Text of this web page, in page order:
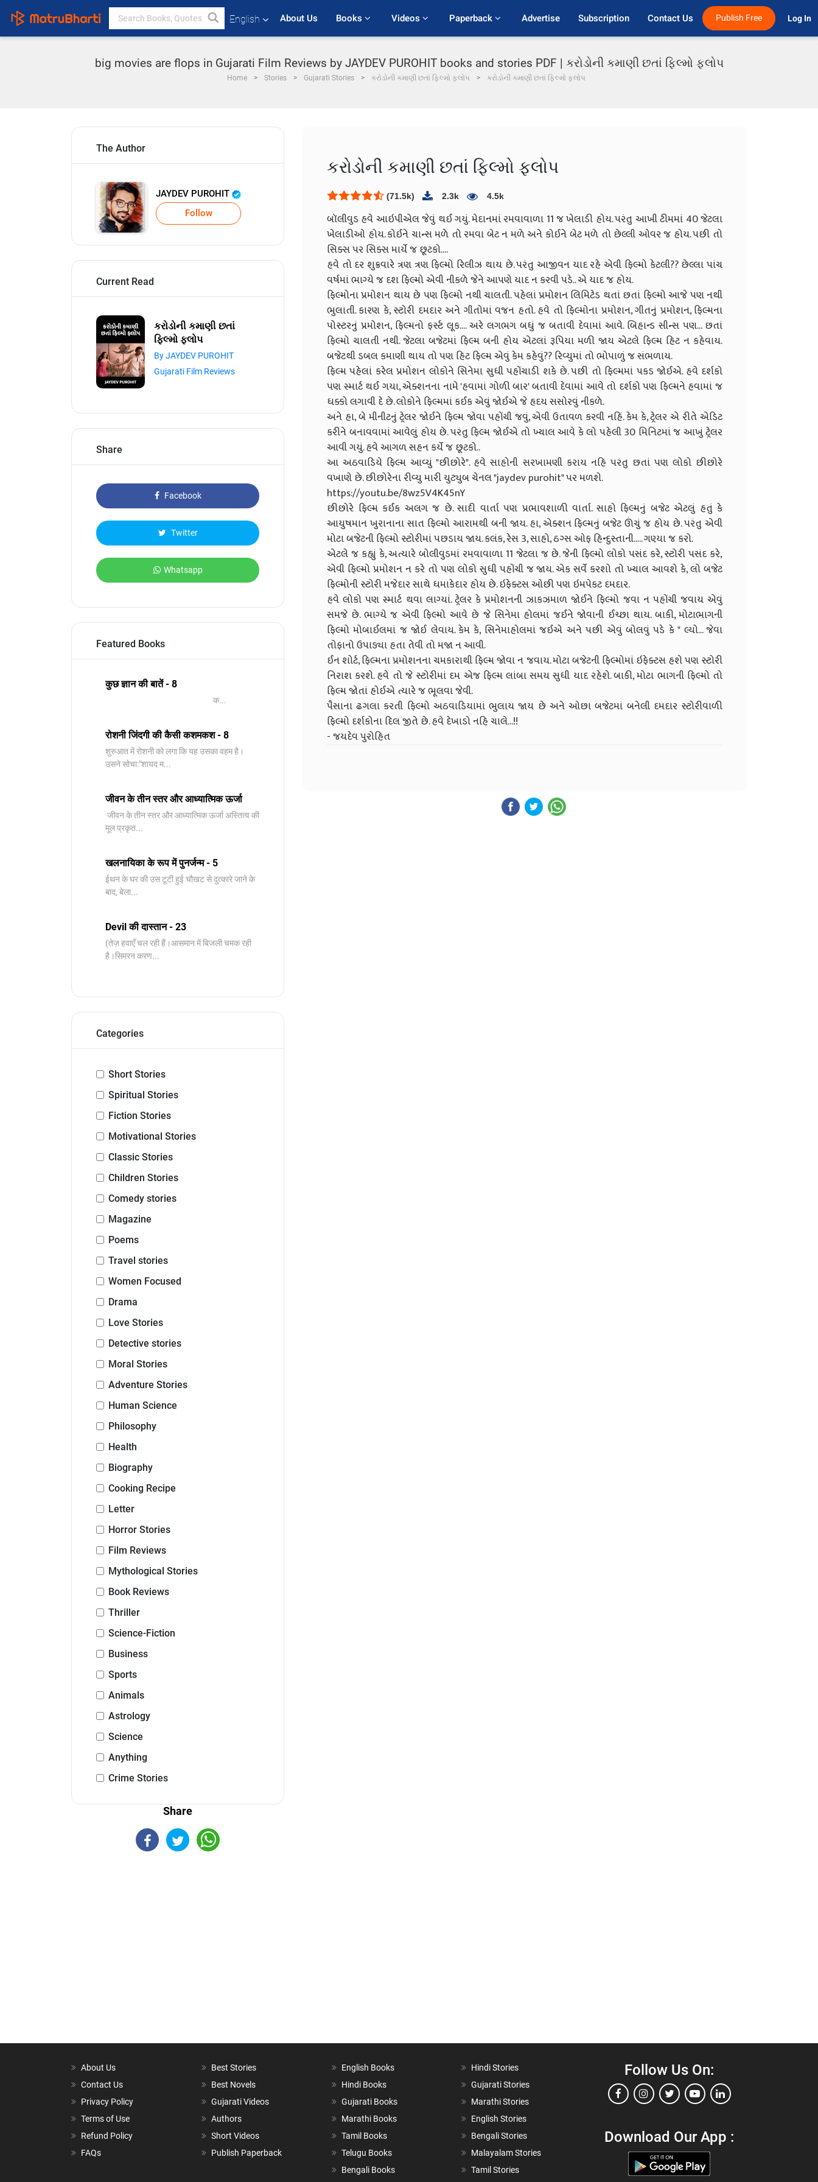
English About Us Books Videos Paperback Advertise Subscription Contact Us Publish Free Log In
big movies are flops in Gujarati Film Reviews by JAYDEV PUROHIT books and stories PDF | કરોડોની કમાણી છતાં ફિલ્મો ફ્લોપ
Home Stories Gujarati Stories કરોડોની કમાણી છતાં ફિલ્મો ફ્લોપ કરોડોની કમાણી છતાં ફિલ્મો ફ્લોપ
The Author
JAYDEV PUROHIT
Follow
Current Read
કરોડોની કમાણી છતાં
ફિલ્મો ફ્લોપ
By JAYDEV PUROHIT
Gujarati Film Reviews
Share
Facebook
Twitter
Whatsapp
Featured Books
कुछ ज्ञान की बातें - 8
क...
रोशनी जिंदगी की कैसी कशमकश - 8
शुरुआत में रोशनी को लगा कि यह उसका वहम है।
उसने सोचा:"शायद म...
जीवन के तीन स्तर और आध्यात्मिक ऊर्जा
जीवन के तीन स्तर और आध्यात्मिक ऊर्जा अस्तित्व की
मूल प्रकृत...
खलनायिका के रूप में पुनर्जन्म - 5
ईथन के घर की उस टूटी हुई चौखट से दुत्कारे जाने के
बाद, बेला...
Devil की दास्तान - 23
(तेज़ हवाएँ चल रही हैं।आसमान में बिजली चमक रही
है।सिमरन करण...
Categories
Short Stories
Spiritual Stories
Fiction Stories
Motivational Stories
Classic Stories
Children Stories
Comedy stories
Magazine
Poems
Travel stories
Women Focused
Drama
Love Stories
Detective stories
Moral Stories
Adventure Stories
Human Science
Philosophy
Health
Biography
Cooking Recipe
Letter
Horror Stories
Film Reviews
Mythological Stories
Book Reviews
Thriller
Science-Fiction
Business
Sports
Animals
Astrology
Science
Anything
Crime Stories
Share
કરોડોની કમાણી છતાં ફિલ્મો ફ્લોપ
(71.5k) 2.3k 4.5k
બૉલીવુડ હવે આઇપીએલ જેવું થઈ ગયું. મેદાનમાં રમવાવાળા 11 જ ખેલાડી હોય. પરંતુ આખી ટીમમાં 40 જેટલા
ખેલાડીઓ હોય. કોઈને ચાન્સ મળે તો રમવા બેટ ન મળે અને કોઈને બેટ મળે તો છેલ્લી ઓવર જ હોય. પછી તો
સિક્સ પર સિક્સ માર્યે જ છૂટકો....
હવે તો દર શુક્રવારે ત્રણ ત્રણ ફિલ્મો રિલીઝ થાય છે. પરંતુ આજીવન યાદ રહે એવી ફિલ્મો કેટલી?? છેલ્લા પાંચ
વર્ષમાં ભાગ્યે જ દશ ફિલ્મો એવી નીકળે જેને આપણે યાદ ન કરવી પડે.. એ યાદ જ હોય.
ફિલ્મોના પ્રમોશન થાય છે પણ ફિલ્મો નથી ચાલતી. પહેલાં પ્રમોશન લિમિટેડ થતાં છતાં ફિલ્મો આજે પણ નથી
ભુલાતી. કારણ કે, સ્ટોરી દમદાર અને ગીતોમાં વજન હતો. હવે તો ફિલ્મોના પ્રમોશન, ગીતનું પ્રમોશન, ફિલ્મના
પોસ્ટરનું પ્રમોશન, ફિલ્મનો ફર્સ્ટ લૂક.... અરે લગભગ બધું જ બતાવી દેવામાં આવે. બિહાન્ડ સીન્સ પણ... છતાં
ફિલ્મો ચાલતી નથી. જેટલા બજેટમાં ફિલ્મ બની હોય એટલાં રૂપિયા મળી જાય એટલે ફિલ્મ હિટ ન કહેવાય.
બજેટથી ડબલ કમાણી થાય તો પણ હિટ ફિલ્મ એવું કેમ કહેવું?? રિવ્યુમાં તો ભોપાળું જ સંભળાય.
ફિલ્મ પહેલાં કરેલ પ્રમોશન લોકોને સિનેમા સુધી પહોંચાડી શકે છે. પછી તો ફિલ્મમાં પકડ જોઈએ. હવે દર્શકો
પણ સ્માર્ટ થઈ ગયા, એક્શનના નામે 'હવામાં ગોળી બાર' બતાવી દેવામાં આવે તો દર્શકો પણ ફિલ્મને હવામાં જ
ધક્કો લગાવી દે છે. લોકોને ફિલ્મમાં કઈક એવું જોઈએ જે હૃદય સસોરવું નીકળે.
અને હા, બે મીનીટનું ટ્રેલર જોઈને ફિલ્મ જોવા પહોંચી જવું, એવી ઉતાવળ કરવી નહિં. કેમ કે, ટ્રેલર એ રીતે એડિટ
કરીને બનાવવામાં આવેલું હોય છે. પરંતુ ફિલ્મ જોઈએ તો ખ્યાલ આવે કે લો પહેલી 30 મિનિટમાં જ આખું ટ્રેલર
આવી ગયું. હવે આગળ સહન કર્યે જ છૂટકો..
આ અઠવાડિયે ફિલ્મ આવ્યું "છીછોરે". હવે સાહોની સરખામણી કરાય નહિ પરંતુ છતાં પણ લોકો છીછોરે
વખાણે છે. છીછોરેના રીવ્યુ મારી યુટ્યુબ ચેનલ "jaydev purohit" પર મળશે.
https://youtu.be/8wz5V4K45nY
છીછોરે ફિલ્મ કઈક અલગ જ છે. સાદી વાર્તા પણ પ્રભાવશાળી વાર્તા. સાહો ફિલ્મનું બજેટ એટલું હતું કે
આયુષમાન ખુરાનાના સાત ફિલ્મો આરામથી બની જાય. હા, એક્શન ફિલ્મનું બજેટ ઊંચું જ હોય છે. પરંતુ એવી
મોટા બજેટની ફિલ્મો સ્ટોરીમાં પછડાય જાય. કલંક, રેસ 3, સાહો, ઠગ્સ ઓફ હિન્દુસ્તાની..... ગણ્યા જ કરો.
એટલે જ કહ્યું કે, અત્યારે બોલીવુડમાં રમવાવાળા 11 જેટલા જ છે. જેની ફિલ્મો લોકો પસંદ કરે, સ્ટોરી પસંદ કરે,
એવી ફિલ્મો પ્રમોશન ન કરે તો પણ લોકો સુધી પહોંચી જ જાય. એક સર્વે કરશો તો ખ્યાલ આવશે કે, લો બજેટ
ફિલ્મોની સ્ટોરી મજેદાર સાથે ધમાકેદાર હોય છે. ઇફેક્ટસ ઓછી પણ ઇમપેકટ દમદાર.
હવે લોકો પણ સ્માર્ટ થવા લાગ્યાં. ટ્રેલર કે પ્રમોશનની ઝાકઝમાળ જોઈને ફિલ્મો જવા ન પહોંચી જવાય એવું
સમજે છે. ભાગ્યે જ એવી ફિલ્મો આવે છે જે સિનેમા હોલમાં જઈને જોવાની ઈચ્છા થાય. બાકી, મોટાભાગની
ફિલ્મો મોબાઈલમાં જ જોઈ લેવાય. કેમ કે, સિનેમાહોલમાં જઈએ અને પછી એવું બોલવું પડે કે " લ્યો... જેવા
તોફાનો ઉપાડ્યા હતા તેવી તો મજા ન આવી.
ઈન શોર્ટ, ફિલ્મના પ્રમોશનના ચમકારાથી ફિલ્મ જોવા ન જવાય. મોટા બજેટની ફિલ્મોમાં ઇફેક્ટસ હશે પણ સ્ટોરી
નિરાશ કરશે. હવે તો જે સ્ટોરીમાં દમ એજ ફિલ્મ લાંબા સમય સુધી યાદ રહેશે. બાકી, મોટા ભાગની ફિલ્મો તો
ફિલ્મ જોતાં હોઈએ ત્યારે જ ભૂલવા જેવી.
પૈસાના ઢગલા કરતી ફિલ્મો અઠવાડિયામાં ભુલાય જાય છે અને ઓછા બજેટમાં બનેલી દમદાર સ્ટોરીવાળી
ફિલ્મો દર્શકોના દિલ જીતે છે. હવે દેખાડો નહિ ચાલે...!!
- જયદેવ પુરોહિત
About Us
Contact Us
Privacy Policy
Terms of Use
Refund Policy
FAQs
Best Stories
Best Novels
Gujarati Videos
Authors
Short Videos
Publish Paperback
English Books
Hindi Books
Gujarati Books
Marathi Books
Tamil Books
Telugu Books
Bengali Books
Hindi Stories
Gujarati Stories
Marathi Stories
English Stories
Bengali Stories
Malayalam Stories
Tamil Stories
Follow Us On:
Download Our App :